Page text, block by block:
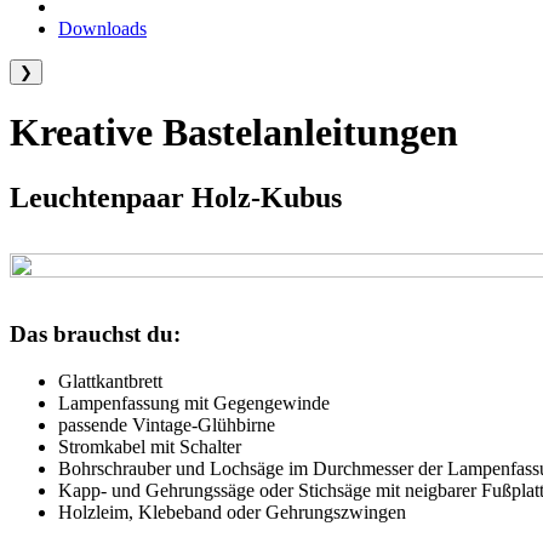
Downloads
❯
Kreative Bastelanleitungen
Leuchtenpaar Holz-Kubus
Das brauchst du:
Glattkantbrett
Lampenfassung mit Gegengewinde
passende Vintage-Glühbirne
Stromkabel mit Schalter
Bohrschrauber und Lochsäge im Durchmesser der
Kapp- und Gehrungssäge oder Stichsäge mit neigbarer
Holzleim, Klebeband oder Gehrungszwingen